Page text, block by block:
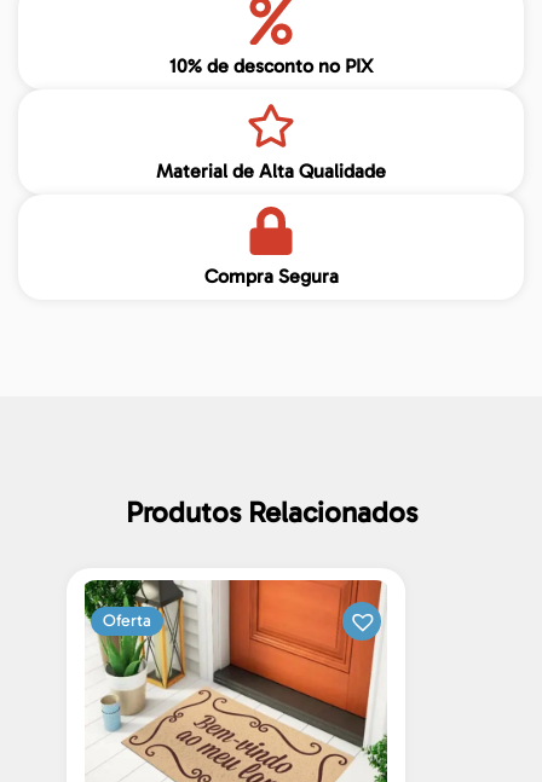
10% de desconto no PIX
Material de Alta Qualidade
Compra Segura
Produtos Relacionados
Oferta